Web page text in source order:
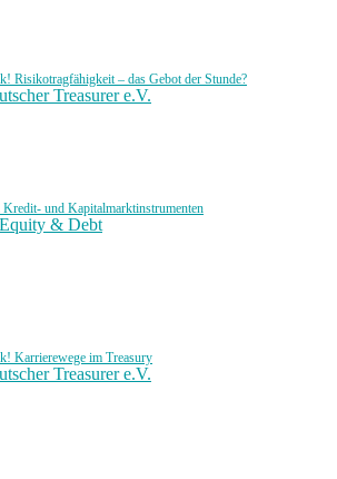
Risikotragfähigkeit – das Gebot der Stunde?
Treasurer e.V.
Kredit- und Kapitalmarktinstrumenten
& Debt
Karrierewege im Treasury
Treasurer e.V.